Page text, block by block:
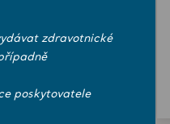
zdravotnické
poskytovatele